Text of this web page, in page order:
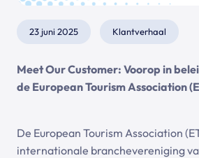
23 juni 2025 Klantverhaal
Meet Our Customer: Voorop in
de European Tourism Association
De European Tourism Association
internationale branchevereniging